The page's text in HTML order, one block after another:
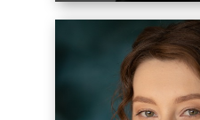
Сo-
15 років досвіду
інтернет-
кейсів в